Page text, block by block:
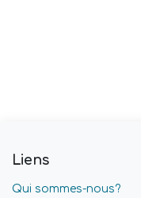
Liens
Qui sommes-nous?